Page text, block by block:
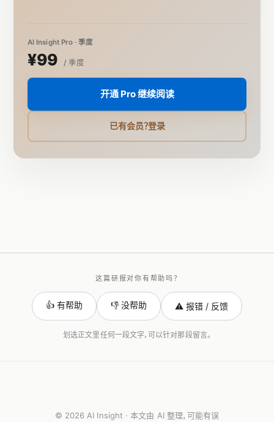
AI Insight Pro · 季度
¥99 / 季度
开通 Pro 继续阅读
已有会员？登录
这篇研报对你有帮助吗？
👍 有帮助 👎 没帮助 ⚠️ 报错 / 反馈
划选正文里任何一段文字，可以针对那段留言。
© 2026 AI Insight · 本文由 AI 整理，可能有误